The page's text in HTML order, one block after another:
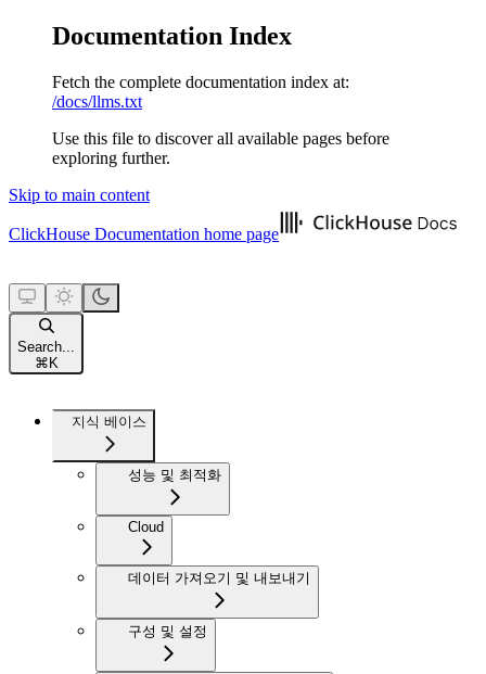
Documentation Index
Fetch the complete documentation index at:
/docs/llms.txt
Use this file to discover all available pages before
exploring further.
Skip to main content
ClickHouse Documentation home page
Search...
⌘ K
지식 베이스
성능 및 최적화
Cloud
데이터 가져오기 및 내보내기
구성 및 설정